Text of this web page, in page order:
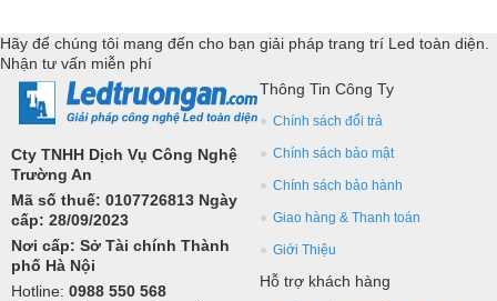
Hãy để chúng tôi mang đến cho bạn giải pháp trang trí Led toàn diện.
Nhận tư vấn miễn phí
Cty TNHH Dịch Vụ Công Nghệ
Trường An
Mã số thuế: 0107726813 Ngày
cấp: 28/09/2023
Nơi cấp: Sở Tài chính Thành
phố Hà Nội
Hotline: 0988 550 568
Thông Tin Công Ty
Chính sách đổi trả
Chính sách bảo mật
Chính sách bảo hành
Giao hàng & Thanh toán
Giới Thiệu
Hỗ trợ khách hàng